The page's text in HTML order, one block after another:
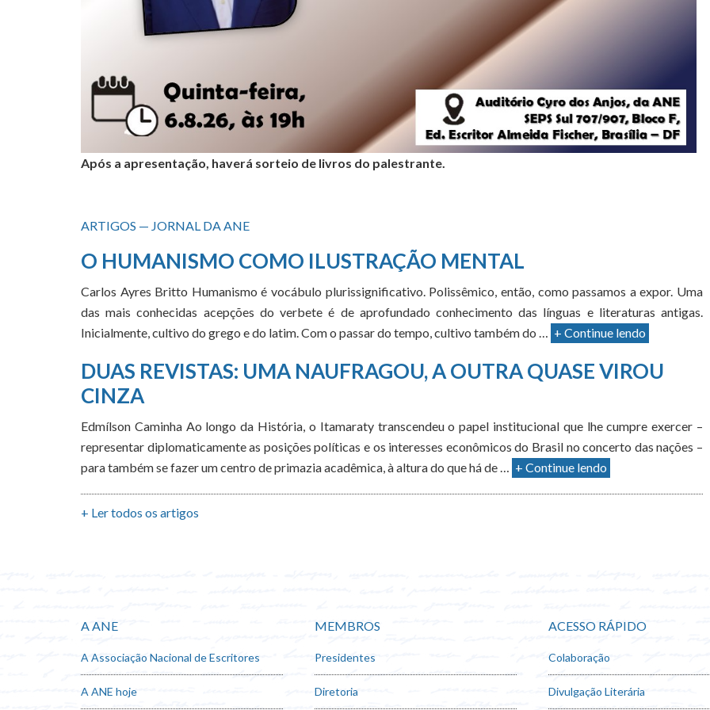
Após a apresentação, haverá sorteio de livros do palestrante.
ARTIGOS — JORNAL DA ANE
O HUMANISMO COMO ILUSTRAÇÃO MENTAL
Carlos Ayres Britto Humanismo é vocábulo plurissignificativo. Polissêmico, então, como passamos a expor. Uma
das mais conhecidas acepções do verbete é de aprofundado conhecimento das línguas e literaturas antigas.
Inicialmente, cultivo do grego e do latim. Com o passar do tempo, cultivo também do … + Continue lendo
DUAS REVISTAS: UMA NAUFRAGOU, A OUTRA QUASE VIROU
CINZA
Edmílson Caminha Ao longo da História, o Itamaraty transcendeu o papel institucional que lhe cumpre exercer –
representar diplomaticamente as posições políticas e os interesses econômicos do Brasil no concerto das nações –
para também se fazer um centro de primazia acadêmica, à altura do que há de … + Continue lendo
+ Ler todos os artigos
A ANE
A Associação Nacional de Escritores
A ANE hoje
MEMBROS
Presidentes
Diretoria
ACESSO RÁPIDO
Colaboração
Divulgação Literária